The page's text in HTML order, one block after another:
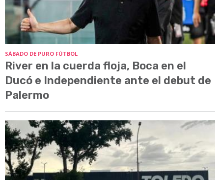
SÁBADO DE PURO FÚTBOL
River en la cuerda floja, Boca en el
Ducó e Independiente ante el debut de
Palermo